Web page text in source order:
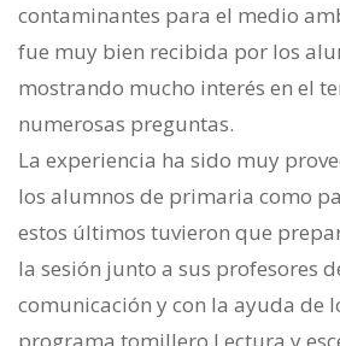
contaminantes para el medio
fue muy bien recibida por los
mostrando mucho interés en el
numerosas preguntas.
La experiencia ha sido muy
los alumnos de primaria como
estos últimos tuvieron que
la sesión junto a sus profesores
comunicación y con la ayuda de